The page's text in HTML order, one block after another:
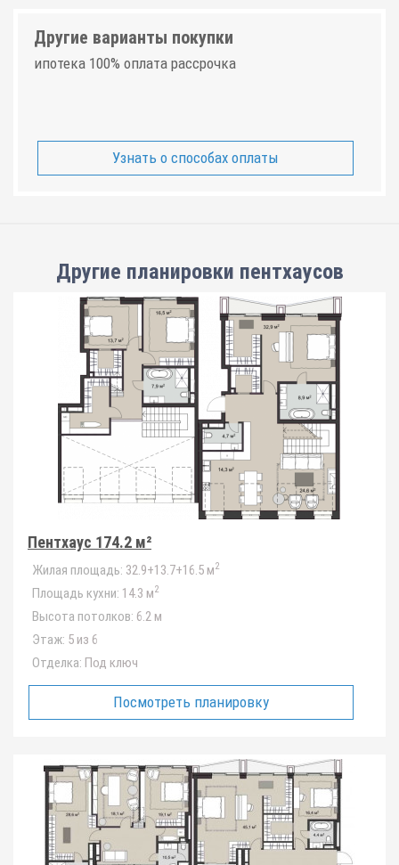
Другие варианты покупки
ипотека 100% оплата рассрочка
Узнать о способах оплаты
Другие планировки пентхаусов
Пентхаус 174.2 м²
Жилая площадь: 32.9+13.7+16.5 м2
Площадь кухни: 14.3 м2
Высота потолков: 6.2 м
Этаж: 5 из 6
Отделка: Под ключ
Посмотреть планировку